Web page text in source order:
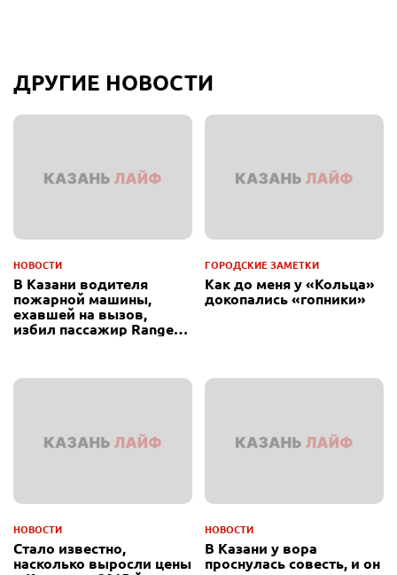
ДРУГИЕ НОВОСТИ
НОВОСТИ
В Казани водителя
пожарной машины,
ехавшей на вызов,
избил пассажир Range
ГОРОДСКИЕ ЗАМЕТКИ
Как до меня у «Кольца»
докопались «гопники»
НОВОСТИ
Стало известно,
насколько выросли цены
НОВОСТИ
В Казани у вора
проснулась совесть, и он